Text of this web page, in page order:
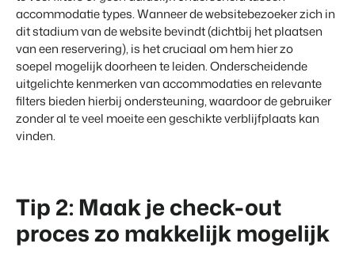
accommodatie types. Wanneer de websitebezoeker zich in
dit stadium van de website bevindt (dichtbij het plaatsen
van een reservering), is het cruciaal om hem hier zo
soepel mogelijk doorheen te leiden. Onderscheidende
uitgelichte kenmerken van accommodaties en relevante
filters bieden hierbij ondersteuning, waardoor de gebruiker
zonder al te veel moeite een geschikte verblijfplaats kan
vinden.
Tip 2: Maak je check-out
proces zo makkelijk mogelijk